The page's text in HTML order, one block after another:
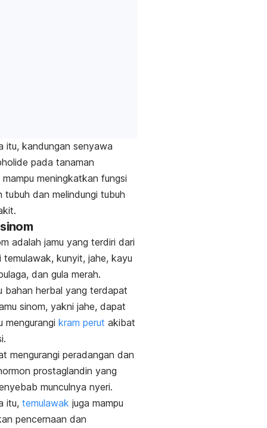
itu, kandungan senyawa
pada tanaman
meningkatkan fungsi
tubuh dan melindungi tubuh
adalah jamu yang terdiri dari
temulawak, kunyit, jahe, kayu
dan gula merah.
bahan herbal yang terdapat
sinom, yakni jahe, dapat
mengurangi kram perut akibat
mengurangi peradangan dan
prostaglandin yang
munculnya nyeri.
itu, temulawak juga mampu
pencernaan dan